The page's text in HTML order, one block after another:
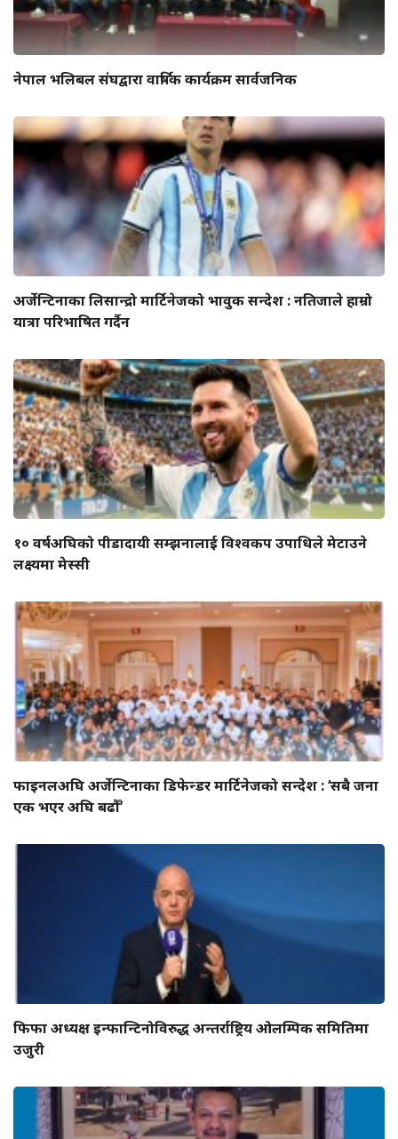
नेपाल भलिबल संघद्वारा वार्षिक कार्यक्रम सार्वजनिक
अर्जेन्टिनाका लिसान्द्रो मार्टिनेजको भावुक सन्देश : नतिजाले हाम्रो
यात्रा परिभाषित गर्दैन
१० वर्षअघिको पीडादायी सम्झनालाई विश्वकप उपाधिले मेटाउने
लक्ष्यमा मेस्सी
फाइनलअघि अर्जेन्टिनाका डिफेन्डर मार्टिनेजको सन्देश : ‘सबै जना
एक भएर अघि बढौँ’
फिफा अध्यक्ष इन्फान्टिनोविरुद्ध अन्तर्राष्ट्रिय ओलम्पिक समितिमा
उजुरी